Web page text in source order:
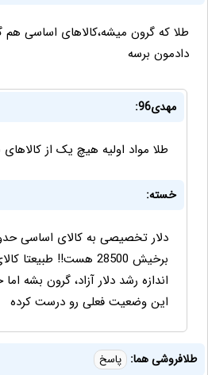
طلا که گرون میشه،کالاهای اساسی
دادمون برسه
مهدی96:
طلا مواد اولیه هیچ یک از
خسته:
برخیش 28500 هست!!
اندازه رشد دلار آزاد، گرون بشه
این وضعیت فعلی رو درست کرده
طلافروشی هما: پاسخ